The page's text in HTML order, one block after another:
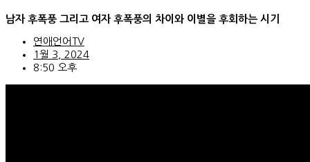
콘
텐
남자 후폭풍 그리고 여자 후폭풍의 차이와 이별을 후회하는 시기
연애언어TV
1월 3, 2024
8:50 오후